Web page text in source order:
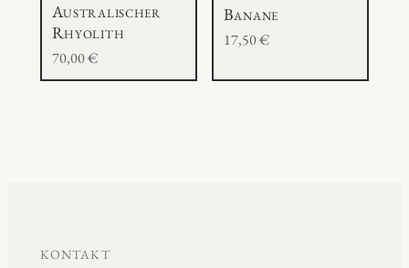
Australischer
Rhyolith
70,00€
Banane
17,50€
KONTAKT